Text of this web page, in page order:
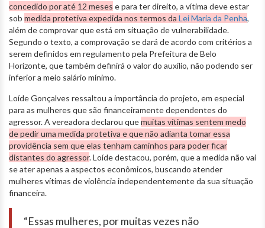
concedido por até 12 meses e para ter direito, a vítima deve estar
sob medida protetiva expedida nos termos da Lei Maria da Penha,
além de comprovar que está em situação de vulnerabilidade.
Segundo o texto, a comprovação se dará de acordo com critérios a
serem definidos em regulamento pela Prefeitura de Belo
Horizonte, que também definirá o valor do auxílio, não podendo ser
inferior a meio salário mínimo.
Loíde Gonçalves ressaltou a importância do projeto, em especial
para as mulheres que são financeiramente dependentes do
agressor. A vereadora declarou quemuitas vítimas sentem medo
de pedir uma medida protetiva e que não adianta tomar essa
providência sem que elas tenham caminhos para poder ficar
distantes do agressor. Loíde destacou, porém, que a medida não vai
se ater apenas a aspectos econômicos, buscando atender
mulheres vítimas de violência independentemente da sua situação
financeira.
“Essas mulheres, por muitas vezes não